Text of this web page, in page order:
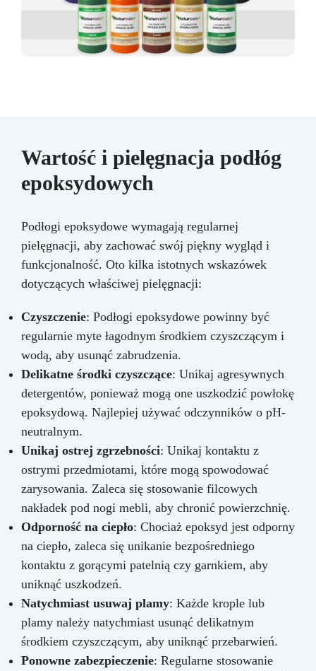
Wartość i pielęgnacja podłóg
epoksydowych
Podłogi epoksydowe wymagają regularnej
pielęgnacji, aby zachować swój piękny wygląd i
funkcjonalność. Oto kilka istotnych wskazówek
dotyczących właściwej pielęgnacji:
Czyszczenie: Podłogi epoksydowe powinny być
regularnie myte łagodnym środkiem czyszczącym i
wodą, aby usunąć zabrudzenia.
Delikatne środki czyszczące: Unikaj agresywnych
detergentów, ponieważ mogą one uszkodzić powłokę
epoksydową. Najlepiej używać odczynników o pH-
neutralnym.
Unikaj ostrej zgrzebności: Unikaj kontaktu z
ostrymi przedmiotami, które mogą spowodować
zarysowania. Zaleca się stosowanie filcowych
nakładek pod nogi mebli, aby chronić powierzchnię.
Odporność na ciepło: Chociaż epoksyd jest odporny
na ciepło, zaleca się unikanie bezpośredniego
kontaktu z gorącymi patelnią czy garnkiem, aby
uniknąć uszkodzeń.
Natychmiast usuwaj plamy: Każde krople lub
plamy należy natychmiast usunąć delikatnym
środkiem czyszczącym, aby uniknąć przebarwień.
Ponowne zabezpieczenie: Regularne stosowanie